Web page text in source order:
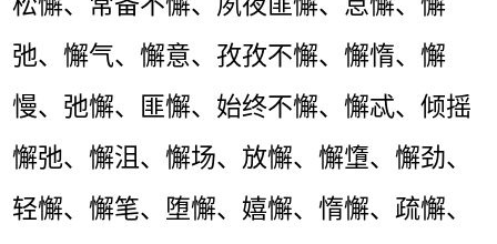
弛、懈气、懈意、孜孜不懈、懈惰、懈
慢、弛懈、匪懈、始终不懈、懈忒、倾摇
懈弛、懈沮、懈场、放懈、懈墯、懈劲、
轻懈、懈笔、堕懈、嬉懈、惰懈、疏懈、